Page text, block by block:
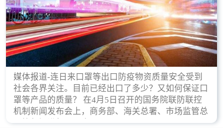
媒体报道-连日来口罩等出口防疫物资质量安全受到
社会各界关注。目前已经出口了多少？又如何保证口
罩等产品的质量？ 在4月5日召开的国务院联防联控
机制新闻发布会上，商务部、海关总署、市场监管总
局等部门进行了回应。